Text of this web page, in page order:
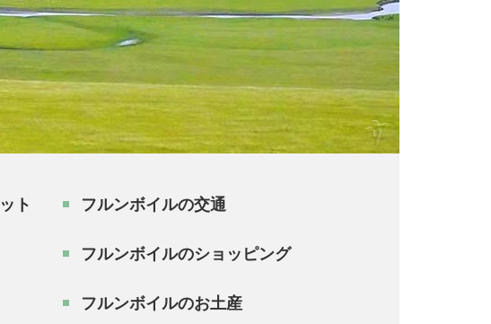
ト フルンボイルの交通
フルンボイルのショッピング
フルンボイルのお土産